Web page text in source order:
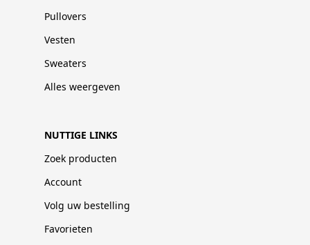
Pullovers
Vesten
Sweaters
Alles weergeven
NUTTIGE LINKS
Zoek producten
Account
Volg uw bestelling
Favorieten